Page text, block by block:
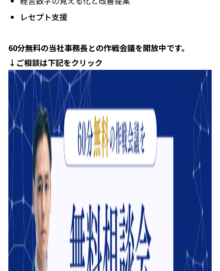
レセプト支援
60分無料の当社事務長との作戦会議を開放中です。
↓ご相談は下記をクリック